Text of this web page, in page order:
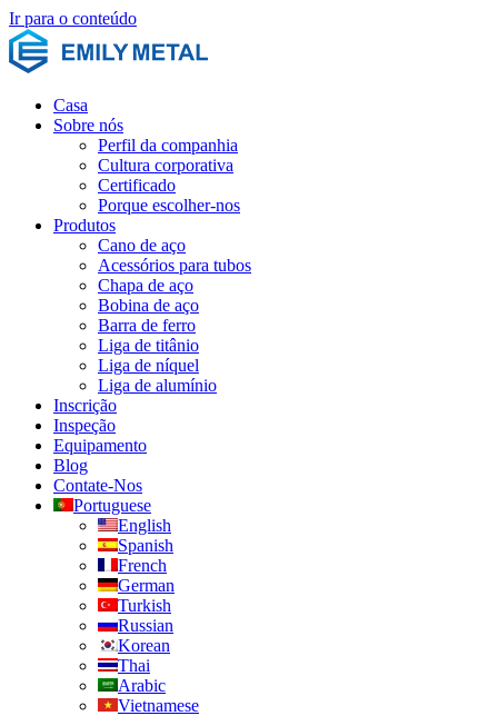
Ir para o conteúdo
Casa
Sobre nós
Perfil da companhia
Cultura corporativa
Certificado
Porque escolher-nos
Produtos
Cano de aço
Acessórios para tubos
Chapa de aço
Bobina de aço
Barra de ferro
Liga de titânio
Liga de níquel
Liga de alumínio
Inscrição
Inspeção
Equipamento
Blog
Contate-Nos
Portuguese
English
Spanish
French
German
Turkish
Russian
Korean
Thai
Arabic
Vietnamese